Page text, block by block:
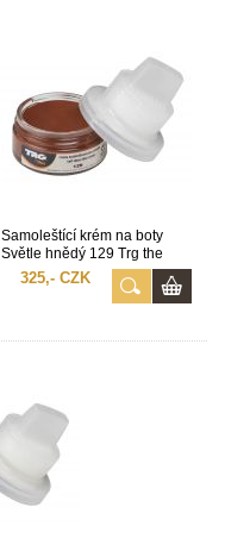
Samoleštící krém na boty
Světle hnědý 129 Trg the
One 50ml
325,- CZK